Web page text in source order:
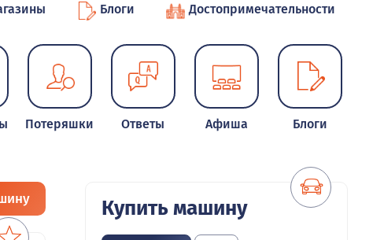
Блоги Достопримечательности
Потеряшки Ответы Афиша Блоги
Купить машину